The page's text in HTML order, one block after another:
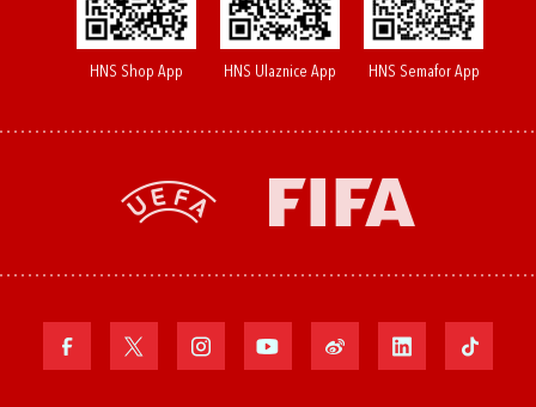
HNS Shop App HNS Ulaznice App HNS Semafor App